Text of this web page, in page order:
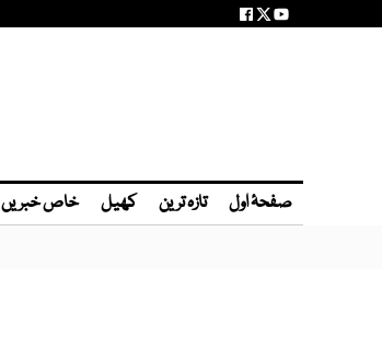
صفحۂ اول تازہ ترین کھیل خاص خبریں